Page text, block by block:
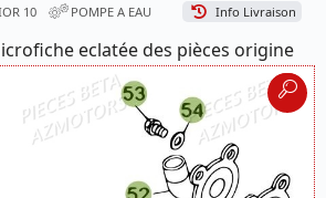
10 POMPE A EAU Info Livraison
eclatée des pièces origine